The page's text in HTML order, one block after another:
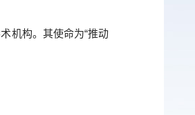
机构。其使命为“推动